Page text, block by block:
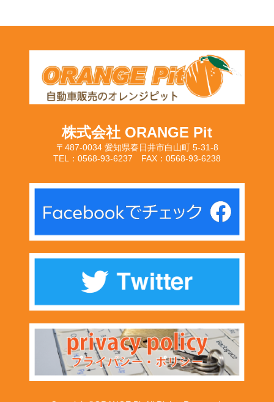
株式会社 ORANGE Pit
〒487-0034 愛知県春日井市白山町 5-31-8
TEL：0568-93-6237 FAX：0568-93-6238